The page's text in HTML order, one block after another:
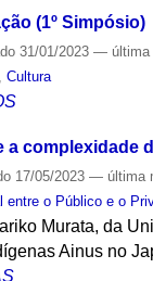
(1º Simpósio)
31/01/2023—
,Cultura
a
17/05/2023— última
entre o Público e o
Murata, da
Ainus no